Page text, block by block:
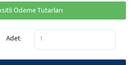
Ödeme Tutarları
Adet: